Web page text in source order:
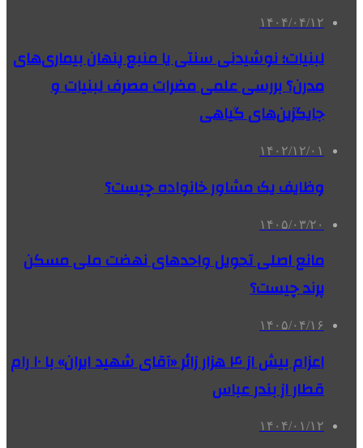
۱۴۰۴/۰۴/۱۲
لبنیات؛ نوشیدنی سنتی یا منبع پنهان بیماری‌های
مدرن؟ بررسی علمی مضرات مصرف لبنیات و
جایگزین‌های گیاهی
۱۴۰۲/۱۲/۰۱
وظایف یک مشاور خانواده چیست؟
۱۴۰۵/۰۳/۲۰
مانع اصلی تحویل واحدهای نهضت ملی مسکن
پرند چیست؟
۱۴۰۵/۰۴/۱۶
اعزام بیش از ۴ هزار زائر «آقای شهید ایران» با ۱۰ رام
قطار از بندر عباس
۱۴۰۴/۰۱/۱۲